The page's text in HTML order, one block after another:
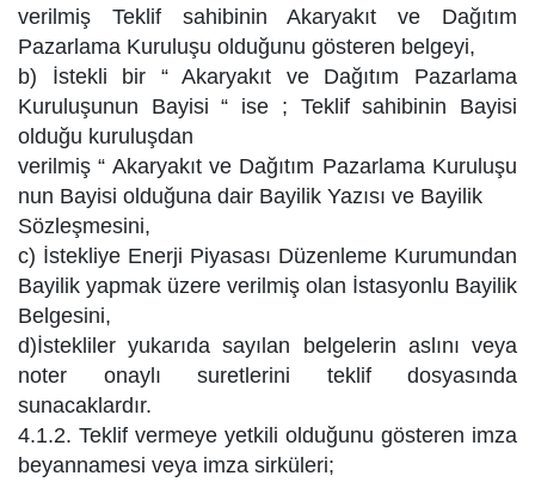
verilmiş Teklif sahibinin Akaryakıt ve Dağıtım
Pazarlama Kuruluşu olduğunu gösteren belgeyi,
b) İstekli bir “ Akaryakıt ve Dağıtım Pazarlama
Kuruluşunun Bayisi “ ise ; Teklif sahibinin Bayisi
olduğu kuruluşdan
verilmiş “ Akaryakıt ve Dağıtım Pazarlama Kuruluşu
nun Bayisi olduğuna dair Bayilik Yazısı ve Bayilik
Sözleşmesini,
c) İstekliye Enerji Piyasası Düzenleme Kurumundan
Bayilik yapmak üzere verilmiş olan İstasyonlu Bayilik
Belgesini,
d)İstekliler yukarıda sayılan belgelerin aslını veya
noter onaylı suretlerini teklif dosyasında
sunacaklardır.
4.1.2. Teklif vermeye yetkili olduğunu gösteren imza
beyannamesi veya imza sirküleri;